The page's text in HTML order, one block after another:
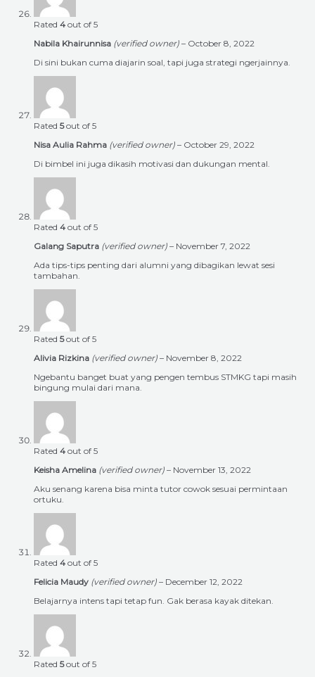
Rated 4 out of 5
Nabila Khairunnisa (verified owner) – October 8, 2022
Di sini bukan cuma diajarin soal, tapi juga strategi ngerjainnya.
Rated 5out of 5
Nisa Aulia Rahma (verified owner) – October 29, 2022
Di bimbel ini juga dikasih motivasi dan dukungan mental.
Rated 4 out of 5
Galang Saputra (verified owner) – November 7, 2022
Ada tips-tips penting dari alumni yang dibagikan lewat sesi
tambahan.
Rated 5out of 5
Alivia Rizkina (verified owner) – November 8, 2022
Ngebantu banget buat yang pengen tembus STMKG tapi masih
bingung mulai dari mana.
Rated 4 out of 5
Keisha Amelina (verified owner) – November 13, 2022
Aku senang karena bisa minta tutor cowok sesuai permintaan
ortuku.
Rated 4 out of 5
Felicia Maudy (verified owner) – December 12, 2022
Belajarnya intens tapi tetap fun. Gak berasa kayak ditekan.
Rated 5out of 5